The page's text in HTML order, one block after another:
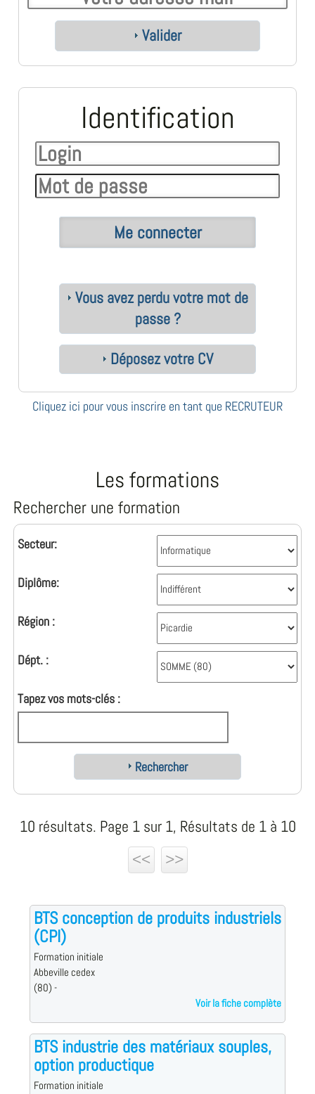
Valider
Identification
Vous avez perdu votre mot de
passe ?
Déposez votre CV
Cliquez ici pour vous inscrire en tant que RECRUTEUR
Les formations
Rechercher une formation
Secteur:
Diplôme:
Région :
Dépt. :
Tapez vos mots-clés :
Rechercher
10 résultats. Page 1 sur 1, Résultats de 1 à 10
<<
>>
BTS conception de produits industriels
(CPI)
Formation initiale
Abbeville cedex
(80) -
Voir la fiche complète
BTS industrie des matériaux souples,
option productique
Formation initiale